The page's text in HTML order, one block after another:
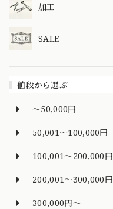
加工
SALE
値段から選ぶ
～50,000円
50,001～100,000円
100,001～200,000円
200,001～300,000円
300,000円～